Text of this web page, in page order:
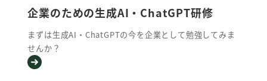
企業のための生成AI・ChatGPT研修
まずは生成AI・ChatGPTの今を企業として勉強してみま
せんか？